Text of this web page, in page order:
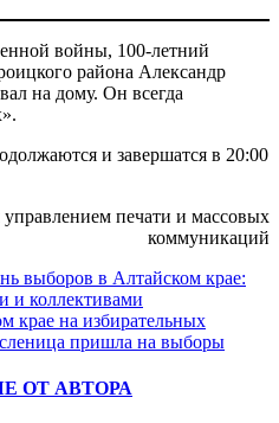
войны, 100-летний
района Александр
на дому. Он всегда
и завершатся в 20:00
печати и массовых
коммуникаций
выборов в Алтайском крае:
и коллективами
крае на избирательных
пришла на выборы
ОТ АВТОРА